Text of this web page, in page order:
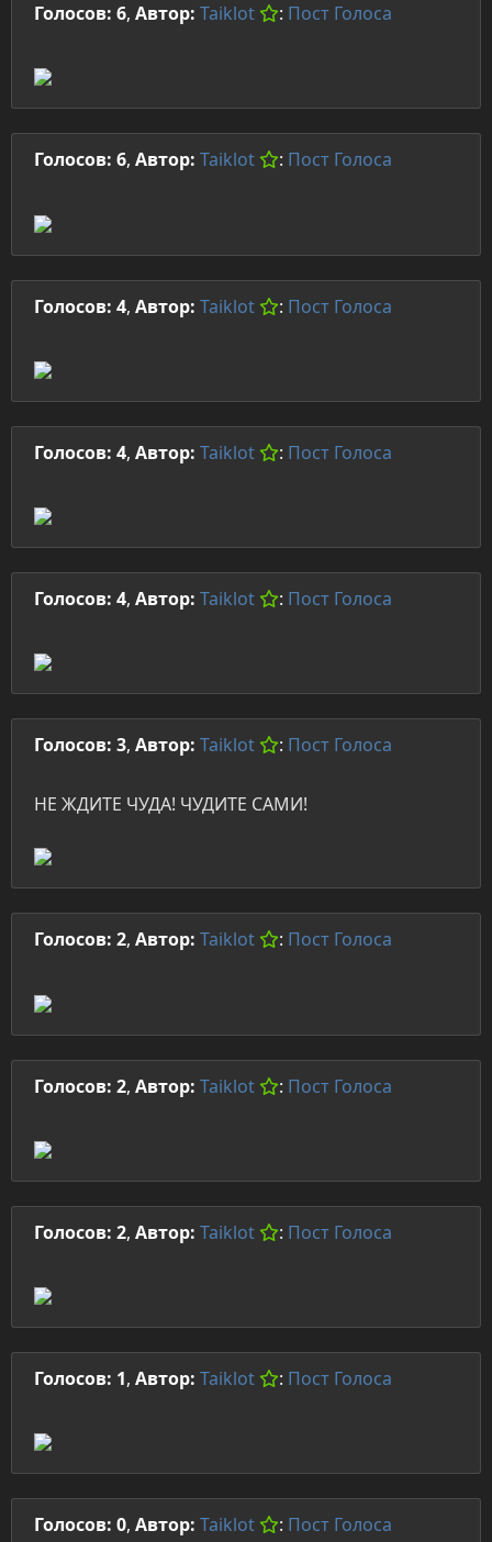
Голосов: 6, Автор: Taiklot : Пост Голоса
Голосов: 6, Автор: Taiklot : Пост Голоса
Голосов: 4, Автор: Taiklot : Пост Голоса
Голосов: 4, Автор: Taiklot : Пост Голоса
Голосов: 4, Автор: Taiklot : Пост Голоса
Голосов: 3, Автор: Taiklot : Пост Голоса
НЕ ЖДИТЕ ЧУДА! ЧУДИТЕ САМИ!
Голосов: 2, Автор: Taiklot : Пост Голоса
Голосов: 2, Автор: Taiklot : Пост Голоса
Голосов: 2, Автор: Taiklot : Пост Голоса
Голосов: 1, Автор: Taiklot : Пост Голоса
Голосов: 0, Автор: Taiklot : Пост Голоса